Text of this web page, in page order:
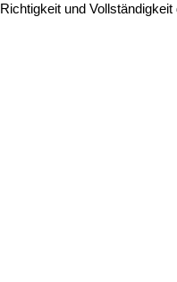
Richtigkeit und Vollständigkeit